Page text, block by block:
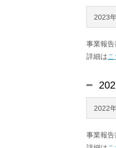
2023
事業報
詳細は
2022
事業報